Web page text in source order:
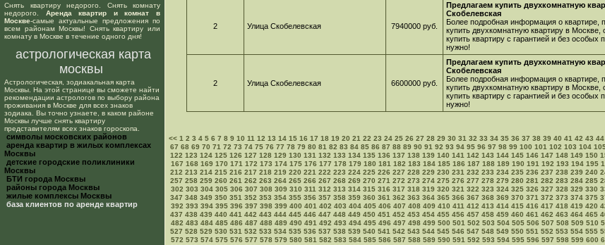
Снять квартиру недорого. Снять комнату
недорого. Аренда квартир и комнат в
Москве-самые актуальные предложения по
всем районам Москвы! Снять квартиру или
комнату в Москве в течение одного дня!
астрологическая карта
москвы
Астрологическая, зодиакальная карта
Москвы. На этой странице вы сможете найти
рекомендации астрологов по выбору района
проживания в Москве для всех знаков
зодиака. Вы точно узнаете, в каком районе
Москвы лучше снять квартиру
представителям всех знаков гороскопа.
cимволы московских районов
аренда квартир в жилых комплексах
Москвы
детские городские поликлиники
Москвы
БТИ города Москвы
районы города Москвы
жилые комплексы Москвы
база клиентов по аренде квартир
2 Улица Скобелевская 7940000 руб.
Предлагаем купить двухкомнатную
Скобелевская
Более подробная информация о квартире,
купить двухкомнатную квартиру в
купить квартиру с гарантией и без
нужно!
2 Улица Скобелевская 6600000 руб.
Предлагаем купить двухкомнатную
Скобелевская
Более подробная информация о квартире,
купить двухкомнатную квартиру в
купить квартиру с гарантией и без
нужно!
<< 1 2 3 4 5 6 7 8 9 10 11 12 13 14 15 16 17 18 19 20 21 22 23 24 25 26 27 28 29 30 31 32 33 34 35 36 37 38 39 40 41 42 43 44
67 68 69 70 71 72 73 74 75 76 77 78 79 80 81 82 83 84 85 86 87 88 89 90 91 92 93 94 95 96 97 98 99 100 101 102 103 104
122 123 124 125 126 127 128 129 130 131 132 133 134 135 136 137 138 139 140 141 142 143 144 145 146 147 148 149 150
167 168 169 170 171 172 173 174 175 176 177 178 179 180 181 182 183 184 185 186 187 188 189 190 191 192 193 194 195
212 213 214 215 216 217 218 219 220 221 222 223 224 225 226 227 228 229 230 231 232 233 234 235 236 237 238 239 240
257 258 259 260 261 262 263 264 265 266 267 268 269 270 271 272 273 274 275 276 277 278 279 280 281 282 283 284 285
302 303 304 305 306 307 308 309 310 311 312 313 314 315 316 317 318 319 320 321 322 323 324 325 326 327 328 329 330
347 348 349 350 351 352 353 354 355 356 357 358 359 360 361 362 363 364 365 366 367 368 369 370 371 372 373 374 375
392 393 394 395 396 397 398 399 400 401 402 403 404 405 406 407 408 409 410 411 412 413 414 415 416 417 418 419 420
437 438 439 440 441 442 443 444 445 446 447 448 449 450 451 452 453 454 455 456 457 458 459 460 461 462 463 464 465
482 483 484 485 486 487 488 489 490 491 492 493 494 495 496 497 498 499 500 501 502 503 504 505 506 507 508 509 510
527 528 529 530 531 532 533 534 535 536 537 538 539 540 541 542 543 544 545 546 547 548 549 550 551 552 553 554 555
572 573 574 575 576 577 578 579 580 581 582 583 584 585 586 587 588 589 590 591 592 593 594 595 596 597 598 599 600